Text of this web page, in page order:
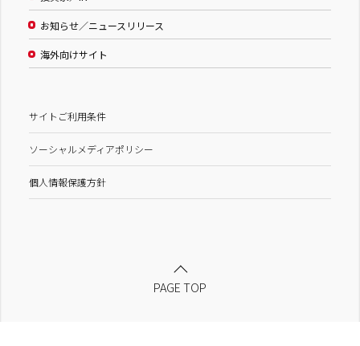
お知らせ／ニュースリリース
海外向けサイト
サイトご利用条件
ソーシャルメディアポリシー
個人情報保護方針
PAGE TOP